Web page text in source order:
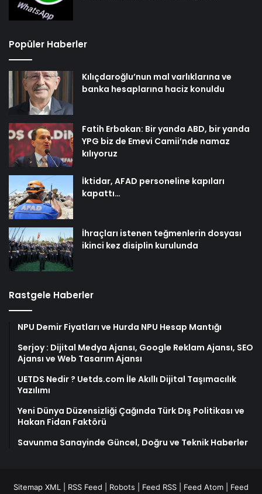
Popüler Haberler
Kılıçdaroğlu’nun mal varlıklarına ve
banka hesaplarına haciz konuldu
Fatih Erbakan: Bir yanda ABD, bir yanda
YPG biz de Emevi Camii’nde namaz
kılıyoruz
İktidar, AFAD personeline kapıları
kapattı…
İhraçları istenen teğmenlerin dosyası
ikinci kez disiplin kurulunda
Rastgele Haberler
NPU Demir Fiyatları ve Hurda NPU Hesap Mantığı
Serjoy : Dijital Medya Ajansı, Google Reklam Ajansı, SEO
Ajansı ve Web Tasarım Ajansı
UETDS Nedir ? Uetds.com İle Akıllı Dijital Taşımacılık
Yazılımı
Yeni Dünya Düzensizliği Çağında Türk Dış Politikası ve
Hakan Fidan Faktörü
Savunma Sanayinde Güncel, Doğru ve Teknik Haberler
Sitemap XML RSS Feed Robots Feed RSS Feed Atom Feed